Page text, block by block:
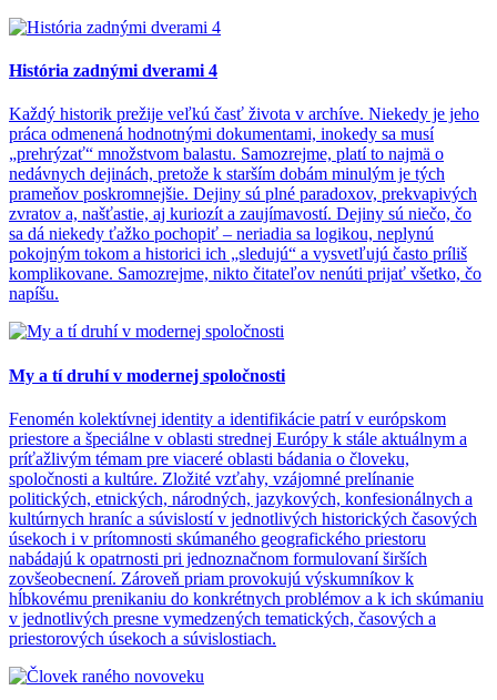
História zadnými dverami 4
Každý historik prežije veľkú časť života v archíve. Niekedy je jeho
práca odmenená hodnotnými dokumentami, inokedy sa musí
„prehrýzať“ množstvom balastu. Samozrejme, platí to najmä o
nedávnych dejinách, pretože k starším dobám minulým je tých
prameňov poskromnejšie. Dejiny sú plné paradoxov, prekvapivých
zvratov a, našťastie, aj kuriozít a zaujímavostí. Dejiny sú niečo, čo
sa dá niekedy ťažko pochopiť – neriadia sa logikou, neplynú
pokojným tokom a historici ich „sledujú“ a vysvetľujú často príliš
komplikovane. Samozrejme, nikto čitateľov nenúti prijať všetko, čo
napíšu.
My a tí druhí v modernej spoločnosti
Fenomén kolektívnej identity a identifikácie patrí v európskom
priestore a špeciálne v oblasti strednej Európy k stále aktuálnym a
príťažlivým témam pre viaceré oblasti bádania o človeku,
spoločnosti a kultúre. Zložité vzťahy, vzájomné prelínanie
politických, etnických, národných, jazykových, konfesionálnych a
kultúrnych hraníc a súvislostí v jednotlivých historických časových
úsekoch i v prítomnosti skúmaného geografického priestoru
nabádajú k opatrnosti pri jednoznačnom formulovaní širších
zovšeobecnení. Zároveň priam provokujú výskumníkov k
hĺbkovému prenikaniu do konkrétnych problémov a k ich skúmaniu
v jednotlivých presne vymedzených tematických, časových a
priestorových úsekoch a súvislostiach.